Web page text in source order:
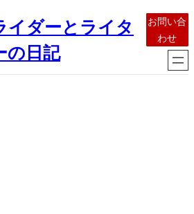
イダーとライタ
の日記
お問い合
わせ